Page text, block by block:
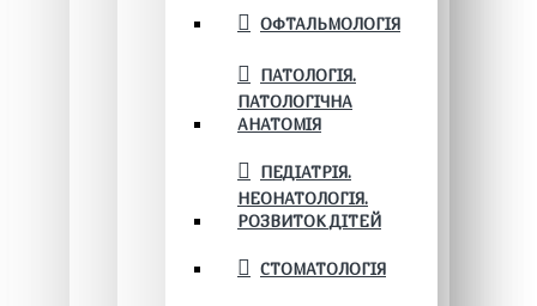
ОФТАЛЬМОЛОГІЯ
ПАТОЛОГІЯ.
ПАТОЛОГІЧНА
АНАТОМІЯ
ПЕДІАТРІЯ.
НЕОНАТОЛОГІЯ.
РОЗВИТОК ДІТЕЙ
СТОМАТОЛОГІЯ